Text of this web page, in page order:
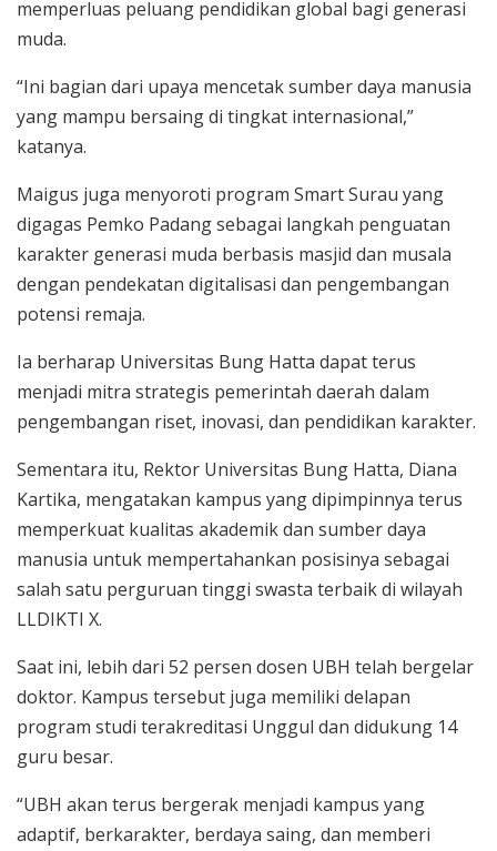
memperluas peluang pendidikan global bagi generasi
muda.
“Ini bagian dari upaya mencetak sumber daya manusia
yang mampu bersaing di tingkat internasional,”
katanya.
Maigus juga menyoroti program Smart Surau yang
digagas Pemko Padang sebagai langkah penguatan
karakter generasi muda berbasis masjid dan musala
dengan pendekatan digitalisasi dan pengembangan
potensi remaja.
Ia berharap Universitas Bung Hatta dapat terus
menjadi mitra strategis pemerintah daerah dalam
pengembangan riset, inovasi, dan pendidikan karakter.
Sementara itu, Rektor Universitas Bung Hatta, Diana
Kartika, mengatakan kampus yang dipimpinnya terus
memperkuat kualitas akademik dan sumber daya
manusia untuk mempertahankan posisinya sebagai
salah satu perguruan tinggi swasta terbaik di wilayah
LLDIKTI X.
Saat ini, lebih dari 52 persen dosen UBH telah bergelar
doktor. Kampus tersebut juga memiliki delapan
program studi terakreditasi Unggul dan didukung 14
guru besar.
“UBH akan terus bergerak menjadi kampus yang
adaptif, berkarakter, berdaya saing, dan memberi